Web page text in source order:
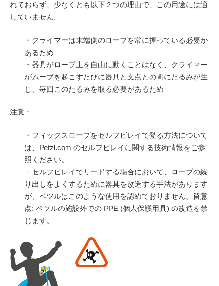
れておらず、少なくとも以下２つの理由で、この用途には適
していません。
・クライマーは末端側のロープを常に握っている必要が
あるため
・器具がロープ上を自由に動くことはなく、クライマー
がムーブを起こすたびに器具と支点との間にたるみが生
じ、毎回このたるみを取る必要があるため
注意：
・フィックスロープをセルフビレイで登る方法について
は、Petzl.com のセルフビレイに関する技術情報をご参
照ください。
・セルフビレイでリードする場合において、ロープの繰
り出しをよくするために器具を改造する手法があります
が、ペツルはこのような使用を認めておりません。留意
点: ペツルの施設外での PPE (個人保護用具) の改造を禁
じます。